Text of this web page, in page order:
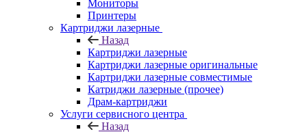
Мониторы
Принтеры
Картриджи лазерные
Назад
Картриджи лазерные
Картриджи лазерные оригинальные
Картриджи лазерные совместимые
Катриджи лазерные (прочее)
Драм-картриджи
Услуги сервисного центра
Назад